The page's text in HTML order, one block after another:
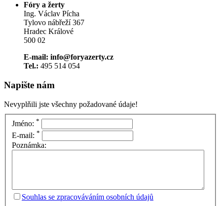
Fóry a žerty
Ing. Václav Pícha
Tylovo nábřeží 367
Hradec Králové
500 02
E-mail: info@foryazerty.cz
Tel.: 495 514 054
Napište nám
Nevyplňili jste všechny požadované údaje!
Jméno: *
E-mail: *
Poznámka:
Souhlas se zpracováváním osobních údajů